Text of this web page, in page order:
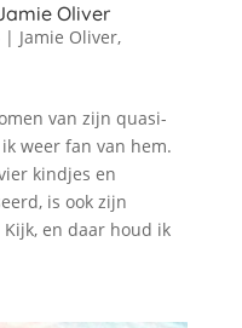
Oliver
| Jamie Oliver,
van zijn quasi-
weer fan van hem.
kindjes en
is ook zijn
en daar houd ik